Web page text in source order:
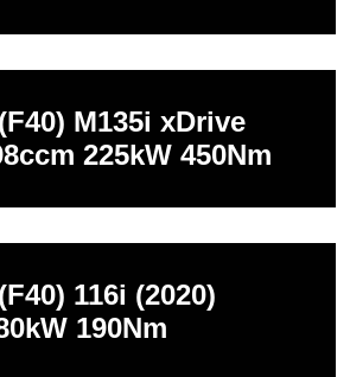
M135i xDrive
225kW 450Nm
116i (2020)
190Nm